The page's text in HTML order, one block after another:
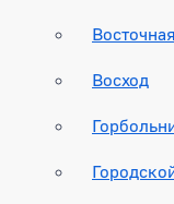
Восход